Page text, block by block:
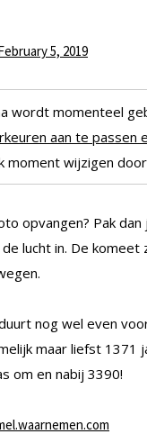
5, 2019
wordt momenteel
aan te passen
moment wijzigen
opvangen? Pak
lucht in. De
nog wel even
maar liefst 1371
om en nabij 3390!